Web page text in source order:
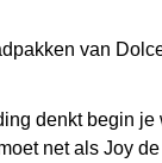
denkt begin
net als Joy